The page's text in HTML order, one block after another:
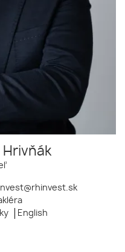
Hrivňák
English